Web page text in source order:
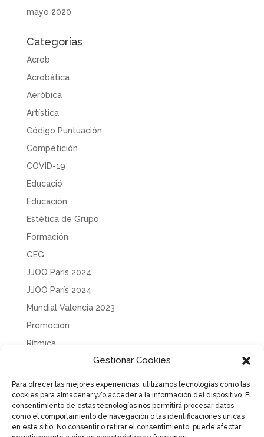
Gestionar Cookies
Para ofrecer las mejores experiencias, utilizamos tecnologías como las
cookies para almacenar y/o acceder a la información del dispositivo. El
consentimiento de estas tecnologías nos permitirá procesar datos
como el comportamiento de navegación o las identificaciones únicas
en este sitio. No consentir o retirar el consentimiento, puede afectar
mayo 2020
Categorías
Acrob
Acrobática
Aeróbica
Artística
Código Puntuación
Competición
COVID-19
Educació
Educación
Estética de Grupo
Formación
GEG
JJOO París 2024
JJOO París 2024
Mundial Valencia 2023
Promoción
Rítmica
Solidaridad
Tecnificación
Uncategorized